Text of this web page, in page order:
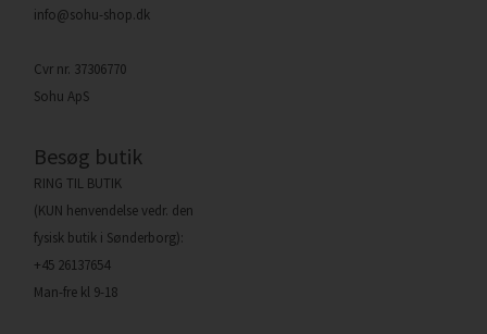
info@sohu-shop.dk
Cvr nr. 37306770
Sohu ApS
Besøg butik
RING TIL BUTIK
(KUN henvendelse vedr. den
fysisk butik i Sønderborg):
+45 26137654
Man-fre kl 9-18